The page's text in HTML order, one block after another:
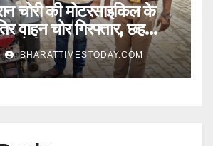
चोरी की मोटरसाइकिल के
वाहन चोर गिरफ्तार, छह
l
BHARATTIMESTODAY.COM